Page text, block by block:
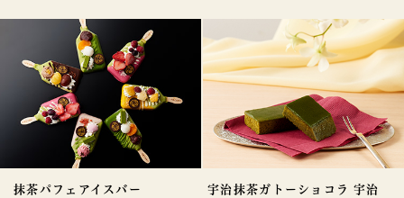
抹茶パフェアイスバー
宇治抹茶ガトーショコラ 宇治